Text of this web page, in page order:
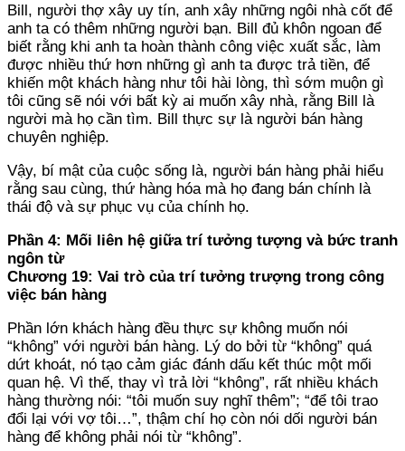
Bill, người thợ xây uy tín, anh xây những ngôi nhà cốt để
anh ta có thêm những người bạn. Bill đủ khôn ngoan để
biết rằng khi anh ta hoàn thành công việc xuất sắc, làm
được nhiều thứ hơn những gì anh ta được trả tiền, để
khiến một khách hàng như tôi hài lòng, thì sớm muộn gì
tôi cũng sẽ nói với bất kỳ ai muốn xây nhà, rằng Bill là
người mà họ cần tìm. Bill thực sự là người bán hàng
chuyên nghiệp.
Vậy, bí mật của cuộc sống là, người bán hàng phải hiểu
rằng sau cùng, thứ hàng hóa mà họ đang bán chính là
thái độ và sự phục vụ của chính họ.
Phần 4: Mối liên hệ giữa trí tưởng tượng và bức tranh
ngôn từ
Chương 19: Vai trò của trí tưởng trượng trong công
việc bán hàng
Phần lớn khách hàng đều thực sự không muốn nói
“không” với người bán hàng. Lý do bởi từ “không” quá
dứt khoát, nó tạo cảm giác đánh dấu kết thúc một mối
quan hệ. Vì thế, thay vì trả lời “không”, rất nhiều khách
hàng thường nói: “tôi muốn suy nghĩ thêm”; “để tôi trao
đổi lại với vợ tôi…”, thậm chí họ còn nói dối người bán
hàng để không phải nói từ “không”.